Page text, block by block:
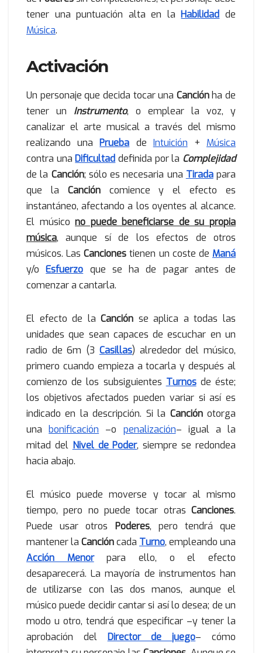
tener una puntuación alta en laHabilidad de
Música.
Activación
Un personaje que decida tocar una Canciónha de
tener un Instrumento, o emplear la voz, y
canalizar el arte musical a través del mismo
realizando unaPrueba de Intuición + Música
contra unaDificultad definida por la Complejidad
de la Canción; sólo es necesaria una Tiradapara
que la Cancióncomience y el efecto es
instantáneo, afectando a los oyentes al alcance.
El músicono puede beneficiarse de su propia
música, aunque sí de los efectos de otros
músicos. LasCanciones tienen un coste de Maná
y/oEsfuerzo que se ha de pagar antes de
comenzar a cantarla.
El efecto de laCanción se aplica a todas las
unidades que sean capaces de escuchar en un
radio de 6m (3 Casillas) alrededor del músico,
primero cuando empieza a tocarla y después al
comienzo de los subsiguientes Turnosde éste;
los objetivos afectados pueden variar si así es
indicado en la descripción. Si la Canciónotorga
unabonificación –o penalización– igual a la
mitad del Nivel de Poder, siempre se redondea
hacia abajo.
El músico puede moverse y tocar al mismo
tiempo, pero no puede tocar otras Canciones.
Puede usar otros Poderes, pero tendrá que
mantener la Cancióncada Turno, empleando una
Acción Menorpara ello, o el efecto
desaparecerá. La mayoría de instrumentos han
de utilizarse con las dos manos, aunque el
músico puede decidir cantar si así lo desea; de un
modo u otro, tendrá que especificar –y tener la
aprobación del Director de juego– cómo